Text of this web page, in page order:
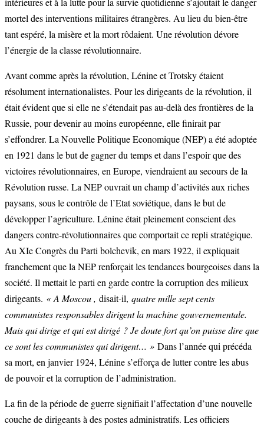
mortel des interventions militaires étrangères. Au lieu du bien-être
tant espéré, la misère et la mort rôdaient. Une révolution dévore
l’énergie de la classe révolutionnaire.
Avant comme après la révolution, Lénine et Trotsky étaient
résolument internationalistes. Pour les dirigeants de la révolution, il
était évident que si elle ne s’étendait pas au-delà des frontières de la
Russie, pour devenir au moins européenne, elle finirait par
s’effondrer. La Nouvelle Politique Economique (NEP) a été adoptée
en 1921 dans le but de gagner du temps et dans l’espoir que des
victoires révolutionnaires, en Europe, viendraient au secours de la
Révolution russe. La NEP ouvrait un champ d’activités aux riches
paysans, sous le contrôle de l’Etat soviétique, dans le but de
développer l’agriculture. Lénine était pleinement conscient des
dangers contre-révolutionnaires que comportait ce repli stratégique.
Au XIe Congrès du Parti bolchevik, en mars 1922, il expliquait
franchement que la NEP renforçait les tendances bourgeoises dans la
société. Il mettait le parti en garde contre la corruption des milieux
dirigeants. « A Moscou , disait-il, quatre mille sept cents
communistes responsables dirigent la machine gouvernementale.
Mais qui dirige et qui est dirigé ? Je doute fort qu’on puisse dire que
ce sont les communistes qui dirigent… » Dans l’année qui précéda
sa mort, en janvier 1924, Lénine s’efforça de lutter contre les abus
de pouvoir et la corruption de l’administration.
La fin de la période de guerre signifiait l’affectation d’une nouvelle
couche de dirigeants à des postes administratifs. Les officiers